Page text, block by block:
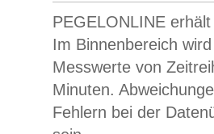
PEGELONLINE
Im Binnenbereich
Messwerte von
Minuten.
Fehlern bei der